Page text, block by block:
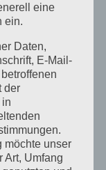
24 bei
und
ihre
eine
ein.
Daten,
E-Mail-
der
in
möchte unser
Art, Umfang